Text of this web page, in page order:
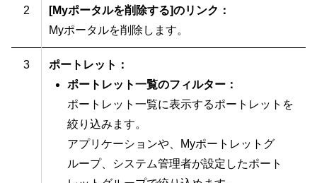
2
[Myポータルを削除する]のリンク：
Myポータルを削除します。
3
ポートレット：
ポートレット一覧のフィルター：
ポートレット一覧に表示するポートレットを
絞り込みます。
アプリケーションや、Myポートレットグ
ループ、システム管理者が設定したポート